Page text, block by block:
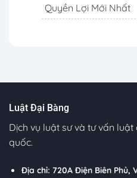
Quyền Lợi Mới Nhất
Luật Đại Bàng
Dịch vụ luật sư và tư vấn
quốc.
Địa chỉ: 720A Điện Biên Phủ,